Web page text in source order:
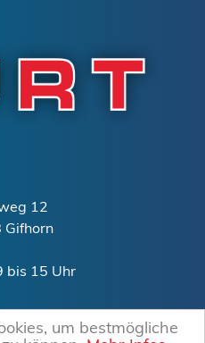
um bestmögliche
12
Gifhorn
bis 15 Uhr